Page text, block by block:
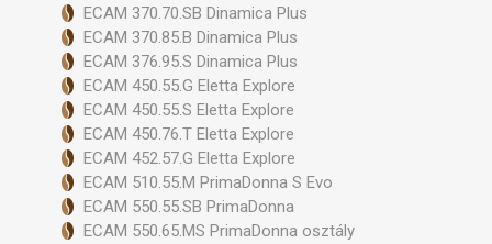
ECAM 370.70.SB Dinamica Plus
ECAM 370.85.B Dinamica Plus
ECAM 376.95.S Dinamica Plus
ECAM 450.55.G Eletta Explore
ECAM 450.55.S Eletta Explore
ECAM 450.76.T Eletta Explore
ECAM 452.57.G Eletta Explore
ECAM 510.55.M PrimaDonna S Evo
ECAM 550.55.SB PrimaDonna
ECAM 550.65.MS PrimaDonna osztály